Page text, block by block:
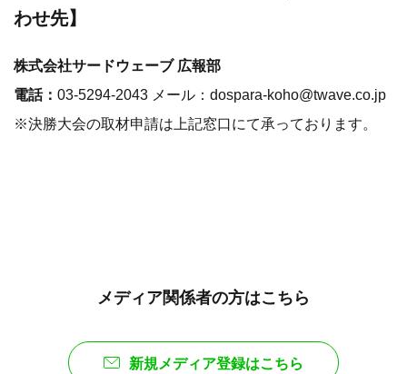
わせ先】
株式会社サードウェーブ 広報部
電話： 03-5294-2043 メール：dospara-koho@twave.co.jp
※決勝大会の取材申請は上記窓口にて承っております。
メディア関係者の方はこちら
新規メディア登録はこちら